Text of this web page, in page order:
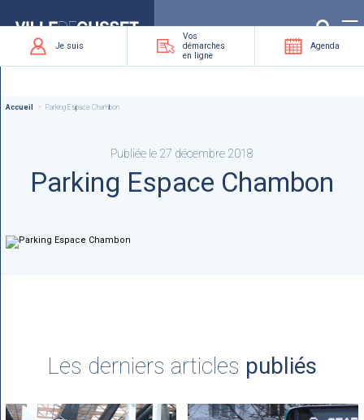
vous
Je suis
Vos
démarches
en ligne
Agenda
Accueil Parking Espace Chambon
Publiée le 27 décembre 2018
Parking Espace Chambon
Les derniers articles publiés